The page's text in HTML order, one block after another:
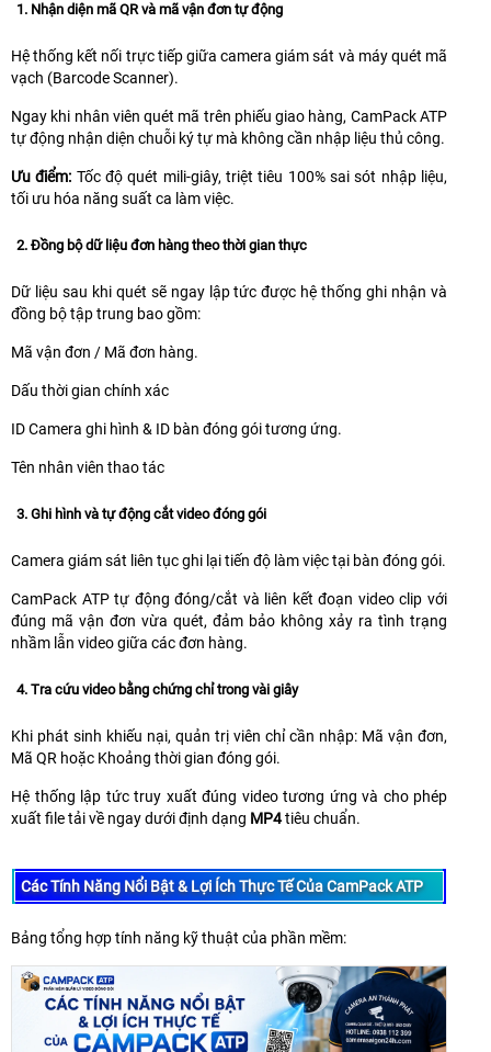
1. Nhận diện mã QR và mã vận đơn tự động
Hệ thống kết nối trực tiếp giữa camera giám sát và máy quét mã
vạch (Barcode Scanner).
Ngay khi nhân viên quét mã trên phiếu giao hàng, CamPack ATP
tự động nhận diện chuỗi ký tự mà không cần nhập liệu thủ công.
Ưu điểm: Tốc độ quét mili-giây, triệt tiêu 100% sai sót nhập liệu,
tối ưu hóa năng suất ca làm việc.
2. Đồng bộ dữ liệu đơn hàng theo thời gian thực
Dữ liệu sau khi quét sẽ ngay lập tức được hệ thống ghi nhận và
đồng bộ tập trung bao gồm:
Mã vận đơn / Mã đơn hàng.
Dấu thời gian chính xác
ID Camera ghi hình & ID bàn đóng gói tương ứng.
Tên nhân viên thao tác
3. Ghi hình và tự động cắt video đóng gói
Camera giám sát liên tục ghi lại tiến độ làm việc tại bàn đóng gói.
CamPack ATP tự động đóng/cắt và liên kết đoạn video clip với
đúng mã vận đơn vừa quét, đảm bảo không xảy ra tình trạng
nhầm lẫn video giữa các đơn hàng.
4. Tra cứu video bằng chứng chỉ trong vài giây
Khi phát sinh khiếu nại, quản trị viên chỉ cần nhập: Mã vận đơn,
Mã QR hoặc Khoảng thời gian đóng gói.
Hệ thống lập tức truy xuất đúng video tương ứng và cho phép
xuất file tải về ngay dưới định dạng MP4tiêu chuẩn.
Các Tính Năng Nổi Bật & Lợi Ích Thực Tế Của CamPack ATP
Bảng tổng hợp tính năng kỹ thuật của phần mềm: